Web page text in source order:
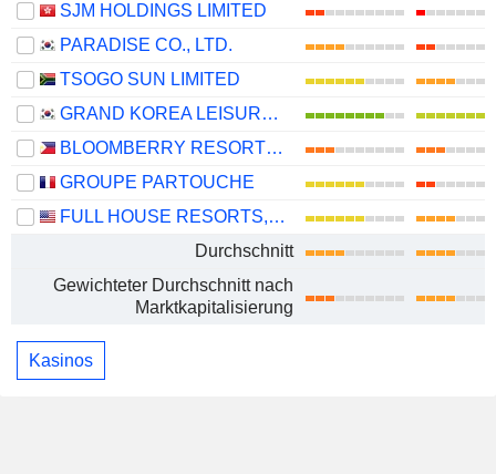
SJM HOLDINGS LIMITED
PARADISE CO., LTD.
TSOGO SUN LIMITED
GRAND KOREA LEISURE CO., LTD.
BLOOMBERRY RESORTS CORPORATION
GROUPE PARTOUCHE
FULL HOUSE RESORTS, INC.
Durchschnitt
Gewichteter Durchschnitt nach
Marktkapitalisierung
Kasinos